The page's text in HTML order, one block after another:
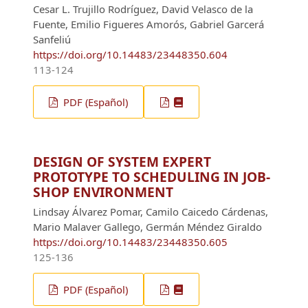
Cesar L. Trujillo Rodríguez, David Velasco de la
Fuente, Emilio Figueres Amorós, Gabriel Garcerá
Sanfeliú
https://doi.org/10.14483/23448350.604
113-124
PDF (Español)
DESIGN OF SYSTEM EXPERT
PROTOTYPE TO SCHEDULING IN JOB-
SHOP ENVIRONMENT
Lindsay Álvarez Pomar, Camilo Caicedo Cárdenas,
Mario Malaver Gallego, Germán Méndez Giraldo
https://doi.org/10.14483/23448350.605
125-136
PDF (Español)